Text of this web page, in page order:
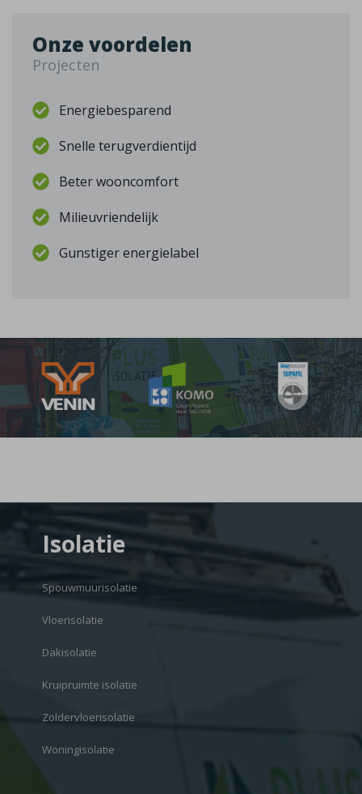
Onze voordelen
Projecten
Energiebesparend
Snelle terugverdientijd
Beter wooncomfort
Milieuvriendelijk
Gunstiger energielabel
Isolatie
Spouwmuurisolatie
Vloerisolatie
Dakisolatie
Kruipruimte isolatie
Zoldervloerisolatie
Woningisolatie